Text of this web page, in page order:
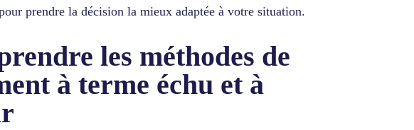
prendre la décision la mieux adaptée à votre situation.
les méthodes de
à terme échu et à